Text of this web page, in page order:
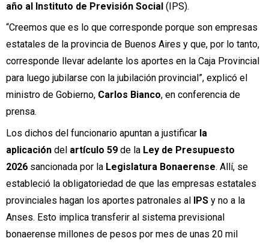
año al Instituto de Previsión Social (IPS).
“Creemos que es lo que corresponde porque son empresas
estatales de la provincia de Buenos Aires y que, por lo tanto,
corresponde llevar adelante los aportes en la Caja Provincial
para luego jubilarse con la jubilación provincial”, explicó el
ministro de Gobierno, Carlos Bianco, en conferencia de
prensa.
Los dichos del funcionario apuntan a justificar la
aplicación del artículo 59 de la Ley de Presupuesto
2026 sancionada por la Legislatura Bonaerense. Allí, se
estableció la obligatoriedad de que las empresas estatales
provinciales hagan los aportes patronales al IPS y no a la
Anses. Esto implica transferir al sistema previsional
bonaerense millones de pesos por mes de unas 20 mil